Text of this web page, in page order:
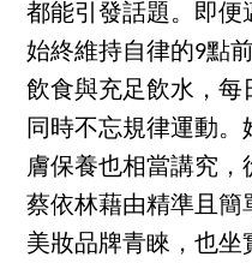
都能引發話題。即便
始終維持自律的9點
飲食與充足飲水，每
同時不忘規律運動
膚保養也相當講究，
蔡依林藉由精準且簡
美妝品牌青睞，也坐